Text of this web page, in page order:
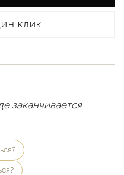
КЛИК
заканчивается